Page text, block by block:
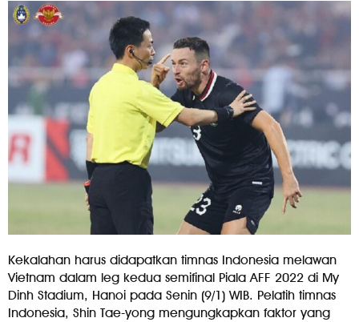
Kekalahan harus didapatkan timnas Indonesia melawan
Vietnam dalam leg kedua semifinal Piala AFF 2022 di My
Dinh Stadium, Hanoi pada Senin (9/1) WIB. Pelatih timnas
Indonesia, Shin Tae-yong mengungkapkan faktor yang